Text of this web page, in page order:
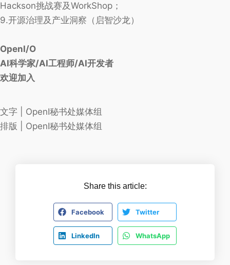
Hackson挑战赛及WorkShop；
9.开源治理及产业洞察（启智沙龙）
OpenI/O
AI科学家/AI工程师/AI开发者
欢迎加入
文字 | OpenI秘书处媒体组
排版 | OpenI秘书处媒体组
Share this article:
Facebook Twitter
LinkedIn WhatsApp